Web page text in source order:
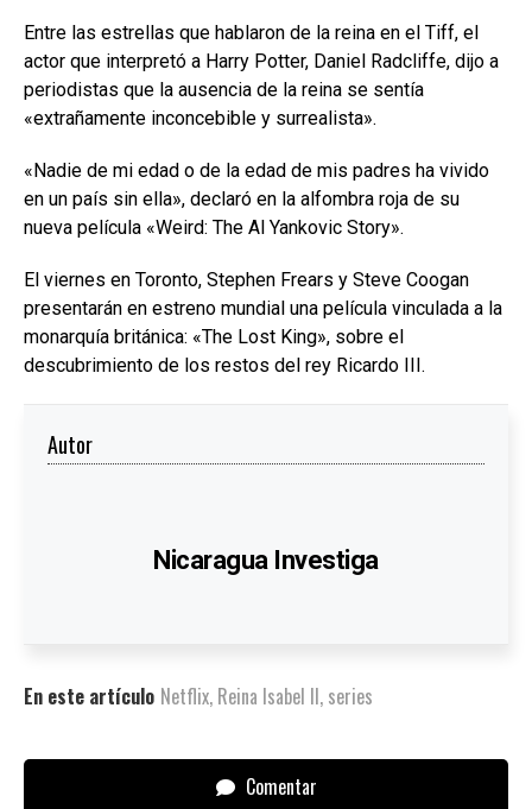
Entre las estrellas que hablaron de la reina en el Tiff, el
actor que interpretó a Harry Potter, Daniel Radcliffe, dijo a
periodistas que la ausencia de la reina se sentía
«extrañamente inconcebible y surrealista».
«Nadie de mi edad o de la edad de mis padres ha vivido
en un país sin ella», declaró en la alfombra roja de su
nueva película «Weird: The Al Yankovic Story».
El viernes en Toronto, Stephen Frears y Steve Coogan
presentarán en estreno mundial una película vinculada a la
monarquía británica: «The Lost King», sobre el
descubrimiento de los restos del rey Ricardo III.
Autor
Nicaragua Investiga
En este artículo Netflix, Reina Isabel II, series
Comentar